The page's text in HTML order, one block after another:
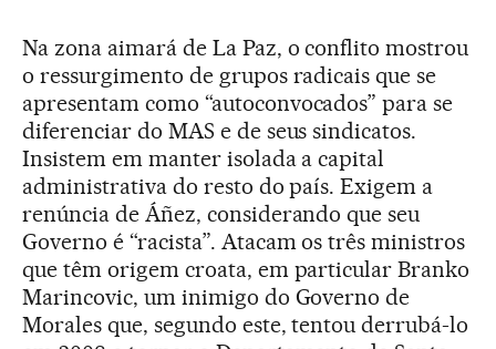
Na zona aimará de La Paz, o conflito mostrou
o ressurgimento de grupos radicais que se
apresentam como “autoconvocados” para se
diferenciar do MAS e de seus sindicatos.
Insistem em manter isolada a capital
administrativa do resto do país. Exigem a
renúncia de Áñez, considerando que seu
Governo é “racista”. Atacam os três ministros
que têm origem croata, em particular Branko
Marincovic, um inimigo do Governo de
Morales que, segundo este, tentou derrubá-lo